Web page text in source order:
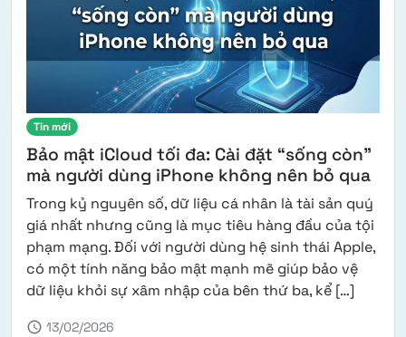
Tin mới
Bảo mật iCloud tối đa: Cài đặt “sống còn”
mà người dùng iPhone không nên bỏ qua
Trong kỷ nguyên số, dữ liệu cá nhân là tài sản quý
giá nhất nhưng cũng là mục tiêu hàng đầu của tội
phạm mạng. Đối với người dùng hệ sinh thái Apple,
có một tính năng bảo mật mạnh mẽ giúp bảo vệ
dữ liệu khỏi sự xâm nhập của bên thứ ba, kể […]
schedule 13/02/2026